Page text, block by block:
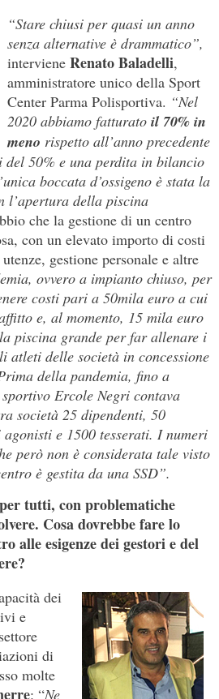
“Stare chiusi per quasi un anno
senza alternative è drammatico”,
intervieneRenato Baladelli,
amministratore unico della Sport
Center Parma Polisportiva. “Nel
2020 abbiamo fatturatoil 70% in
meno rispetto all’anno precedente
50% e una perdita in bilancio
boccata d’ossigeno è stata la
l’apertura della piscina
che la gestione di un centro
con un elevato importo di costi
gestione personale e altre
ovvero a impianto chiuso, per
costi pari a 50mila euro a cui
e, al momento, 15 mila euro
piscina grande per far allenare i
atleti delle società in concessione
della pandemia, fino a
Ercole Negri contava
società 25 dipendenti, 50
e 1500 tesserati. I numeri
però non è considerata tale visto
è gestita da una SSD”.
tutti, con problematiche
Cosa dovrebbe fare lo
alle esigenze dei gestori e del
dei
e
di
molte
: “Ne